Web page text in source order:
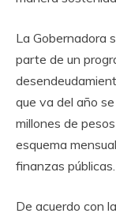
La Gobernadora
parte de un
que va del año
millones de
esquema
finanzas públicas.
De acuerdo con